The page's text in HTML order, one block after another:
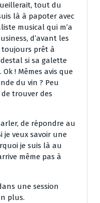
tout du
là à papoter avec
musical qui m’a
d’avant les
toujours prêt à
si sa galette
! Mêmes avis que
du vin ? Peu
trouver des
de répondre au
je veux savoir une
je suis là au
même pas à
une session
plus.